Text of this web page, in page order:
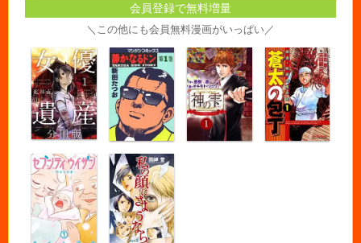
会員登録で無料増量
＼この他にも会員無料漫画がいっぱい／